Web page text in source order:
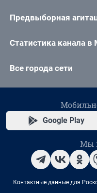
Предвыборная
Статистика канала в
Все города сети
Google Play
Мы
Контактные данные для